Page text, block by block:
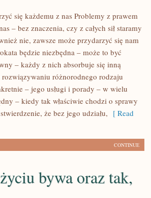
się każdemu z nas Problemy z prawem
– bez znaczenia, czy z całych sił staramy
nie, zawsze może przydarzyć się nam
będzie niezbędna – może to być
– każdy z nich absorbuje się inną
różnorodnego rodzaju
– jego usługi i porady – w wielu
– kiedy tak właściwie chodzi o sprawy
że bez jego udziału, [ Read
CONTINUE
bywa oraz tak,